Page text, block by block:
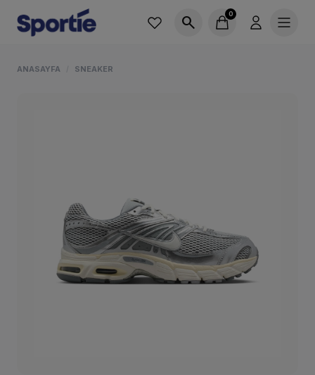
search 0
ANASAYFA SNEAKER